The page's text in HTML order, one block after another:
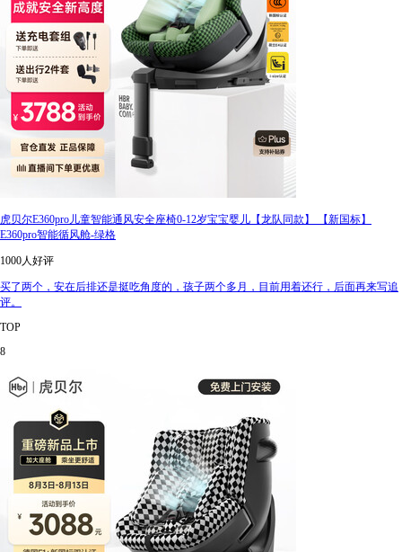
虎贝尔E360pro儿童智能通风安全座椅0-12岁宝宝婴儿【龙队同款】 【新国标】
E360pro智能循风舱-绿格
1000人好评
买了两个，安在后排还是挺吃角度的，孩子两个多月，目前用着还行，后面再来写追
评。
TOP
8